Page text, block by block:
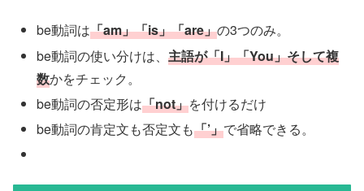
be動詞は「am」「is」「are」の3つのみ。
be動詞の使い分けは、主語が「I」「You」そして複
数かをチェック。
be動詞の否定形は「not」を付けるだけ
be動詞の肯定文も否定文も「’」で省略できる。